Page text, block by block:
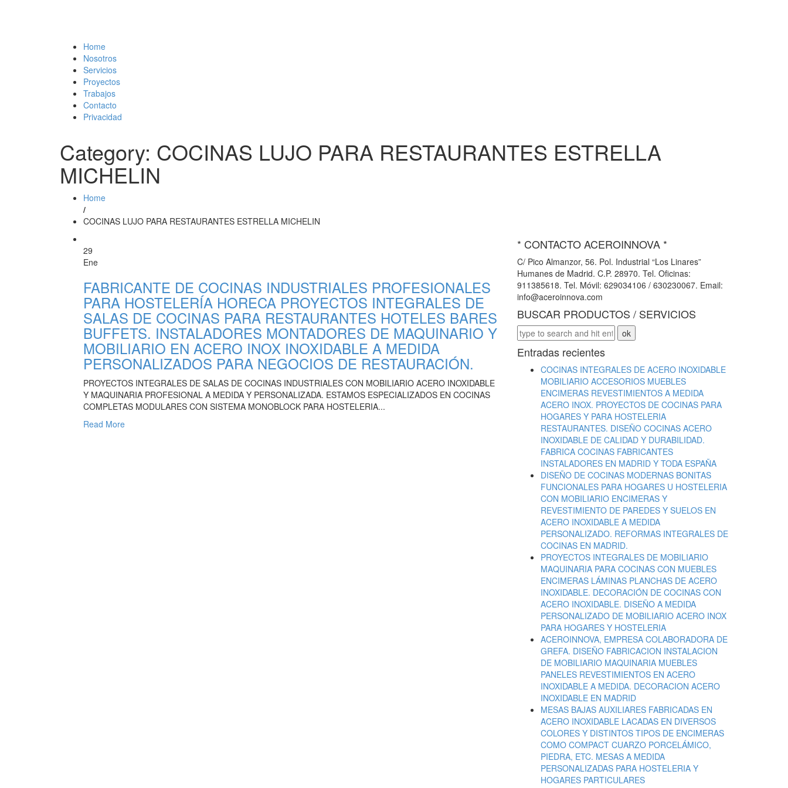
Home
Nosotros
Servicios
Proyectos
Trabajos
Contacto
Privacidad
Category: COCINAS LUJO PARA RESTAURANTES ESTRELLA
MICHELIN
Home
/
COCINAS LUJO PARA RESTAURANTES ESTRELLA MICHELIN
29
Ene
FABRICANTE DE COCINAS INDUSTRIALES PROFESIONALES
PARA HOSTELERÍA HORECA PROYECTOS INTEGRALES DE
SALAS DE COCINAS PARA RESTAURANTES HOTELES BARES
BUFFETS. INSTALADORES MONTADORES DE MAQUINARIO Y
MOBILIARIO EN ACERO INOX INOXIDABLE A MEDIDA
PERSONALIZADOS PARA NEGOCIOS DE RESTAURACIÓN.
PROYECTOS INTEGRALES DE SALAS DE COCINAS INDUSTRIALES CON MOBILIARIO ACERO INOXIDABLE
Y MAQUINARIA PROFESIONAL A MEDIDA Y PERSONALIZADA. ESTAMOS ESPECIALIZADOS EN COCINAS
COMPLETAS MODULARES CON SISTEMA MONOBLOCK PARA HOSTELERIA...
Read More
* CONTACTO ACEROINNOVA *
C/ Pico Almanzor, 56. Pol. Industrial “Los Linares”
Humanes de Madrid. C.P. 28970. Tel. Oficinas:
911385618. Tel. Móvil: 629034106 / 630230067. Email:
info@aceroinnova.com
BUSCAR PRODUCTOS / SERVICIOS
Entradas recientes
COCINAS INTEGRALES DE ACERO INOXIDABLE
MOBILIARIO ACCESORIOS MUEBLES
ENCIMERAS REVESTIMIENTOS A MEDIDA
ACERO INOX. PROYECTOS DE COCINAS PARA
HOGARES Y PARA HOSTELERIA
RESTAURANTES. DISEÑO COCINAS ACERO
INOXIDABLE DE CALIDAD Y DURABILIDAD.
FABRICA COCINAS FABRICANTES
INSTALADORES EN MADRID Y TODA ESPAÑA
DISEÑO DE COCINAS MODERNAS BONITAS
FUNCIONALES PARA HOGARES U HOSTELERIA
CON MOBILIARIO ENCIMERAS Y
REVESTIMIENTO DE PAREDES Y SUELOS EN
ACERO INOXIDABLE A MEDIDA
PERSONALIZADO. REFORMAS INTEGRALES DE
COCINAS EN MADRID.
PROYECTOS INTEGRALES DE MOBILIARIO
MAQUINARIA PARA COCINAS CON MUEBLES
ENCIMERAS LÁMINAS PLANCHAS DE ACERO
INOXIDABLE. DECORACIÓN DE COCINAS CON
ACERO INOXIDABLE. DISEÑO A MEDIDA
PERSONALIZADO DE MOBILIARIO ACERO INOX
PARA HOGARES Y HOSTELERIA
ACEROINNOVA, EMPRESA COLABORADORA DE
GREFA. DISEÑO FABRICACION INSTALACION
DE MOBILIARIO MAQUINARIA MUEBLES
PANELES REVESTIMIENTOS EN ACERO
INOXIDABLE A MEDIDA. DECORACION ACERO
INOXIDABLE EN MADRID
MESAS BAJAS AUXILIARES FABRICADAS EN
ACERO INOXIDABLE LACADAS EN DIVERSOS
COLORES Y DISTINTOS TIPOS DE ENCIMERAS
COMO COMPACT CUARZO PORCELÁMICO,
PIEDRA, ETC. MESAS A MEDIDA
PERSONALIZADAS PARA HOSTELERIA Y
HOGARES PARTICULARES